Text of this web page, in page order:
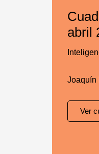
abril
Joaquín
Ver